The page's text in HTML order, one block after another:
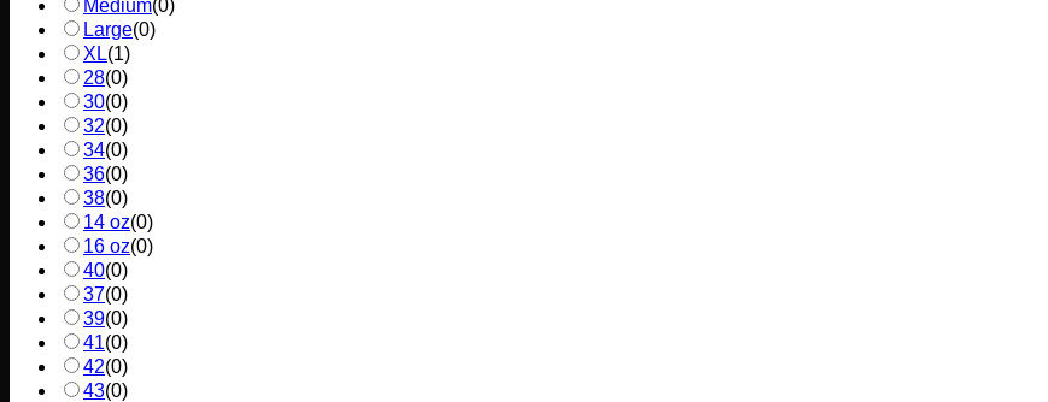
Medium(0)
Large(0)
XL(1)
28(0)
30(0)
32(0)
34(0)
36(0)
38(0)
14 oz(0)
16 oz(0)
40(0)
37(0)
39(0)
41(0)
42(0)
43(0)